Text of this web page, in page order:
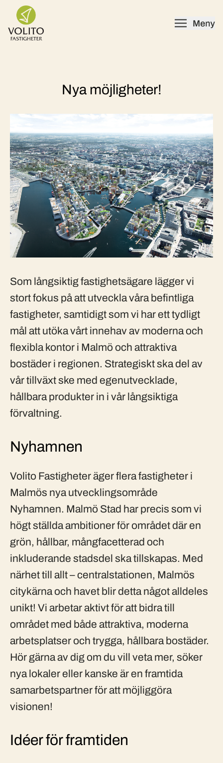
Skip to content
Nya möjligheter!
Som långsiktig fastighetsägare lägger vi
stort fokus på att utveckla våra befintliga
fastigheter, samtidigt som vi har ett tydligt
mål att utöka vårt innehav av moderna och
flexibla kontor i Malmö och attraktiva
bostäder i regionen. Strategiskt ska del av
vår tillväxt ske med egenutvecklade,
hållbara produkter in i vår långsiktiga
förvaltning.
Nyhamnen
Volito Fastigheter äger flera fastigheter i
Malmös nya utvecklingsområde
Nyhamnen. Malmö Stad har precis som vi
högt ställda ambitioner för området där en
grön, hållbar, mångfacetterad och
inkluderande stadsdel ska tillskapas. Med
närhet till allt – centralstationen, Malmös
citykärna och havet blir detta något alldeles
unikt! Vi arbetar aktivt för att bidra till
området med både attraktiva, moderna
arbetsplatser och trygga, hållbara bostäder.
Hör gärna av dig om du vill veta mer, söker
nya lokaler eller kanske är en framtida
samarbetspartner för att möjliggöra
visionen!
Idéer för framtiden